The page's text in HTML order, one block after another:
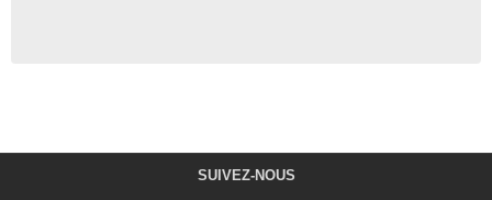
SUIVEZ-NOUS